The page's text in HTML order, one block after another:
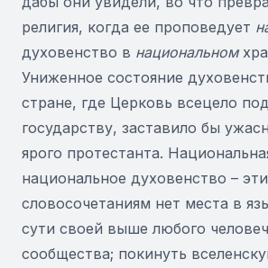
религия, когда ее проповедует
духовенство в национальном
Униженное состояние
стране, где Церковь всецело
государству, заставило бы
ярого протестанта.
национальное духовенство –
словосочетаниям нет места в
сути своей выше любого
сообщества; покинуть